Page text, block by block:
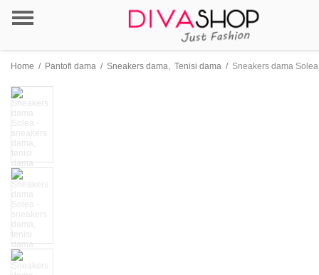
Home / Pantofi dama / Sneakers dama, Tenisi dama / Sneakers dama Solea